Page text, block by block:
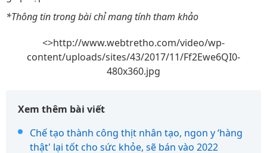
*Thông tin trong bài chỉ mang tính tham khảo
<>http://www.webtretho.com/video/wp-
content/uploads/sites/43/2017/11/Ff2Ewe6QI0-
480x360.jpg
Xem thêm bài viết
Chế tạo thành công thịt nhân tạo, ngon y ‘hàng
thật' lại tốt cho sức khỏe, sẽ bán vào 2022